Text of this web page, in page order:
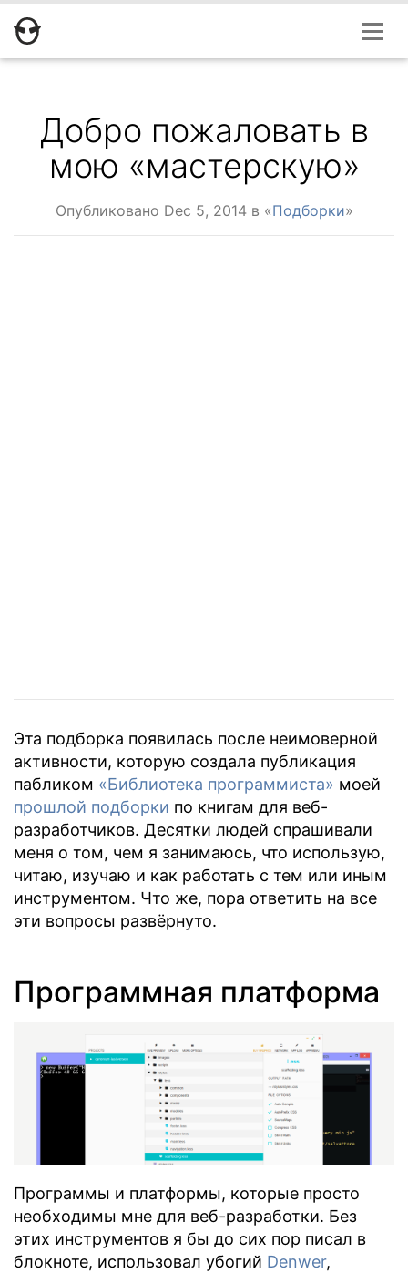
Добро пожаловать в
мою «мастерскую»
Опубликовано Dec 5, 2014в «Подборки»
Эта подборка появилась после неимоверной
активности, которую создала публикация
пабликом «Библиотека программиста» моей
прошлой подборки по книгам для веб-
разработчиков. Десятки людей спрашивали
меня о том, чем я занимаюсь, что использую,
читаю, изучаю и как работать с тем или иным
инструментом. Что же, пора ответить на все
эти вопросы развёрнуто.
Программная платформа
Программы и платформы, которые просто
необходимы мне для веб-разработки. Без
этих инструментов я бы до сих пор писал в
блокноте, использовал убогий Denwer,